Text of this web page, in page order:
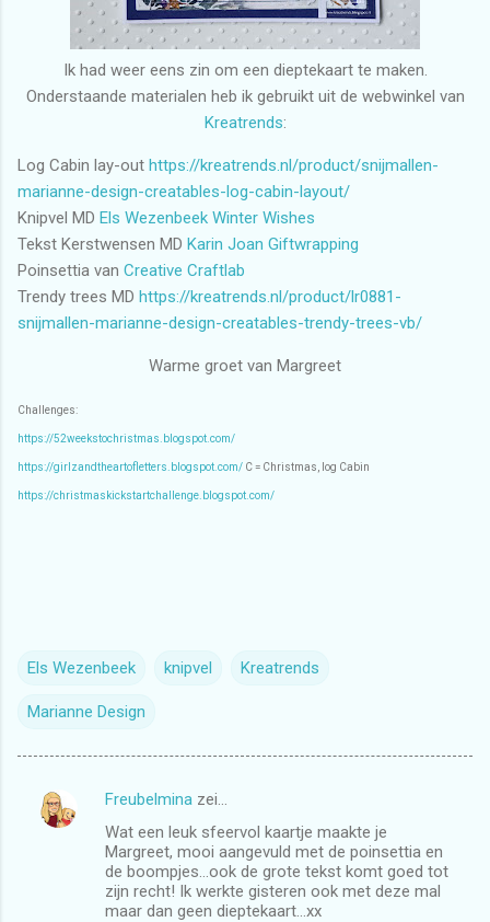
Ik had weer eens zin om een dieptekaart te maken.
Onderstaande materialen heb ik gebruikt uit de webwinkel van
Kreatrends:
Log Cabin lay-out https://kreatrends.nl/product/snijmallen-
marianne-design-creatables-log-cabin-layout/
Knipvel MD Els Wezenbeek Winter Wishes
Tekst Kerstwensen MD Karin Joan Giftwrapping
Poinsettia van Creative Craftlab
Trendy trees MD https://kreatrends.nl/product/lr0881-
snijmallen-marianne-design-creatables-trendy-trees-vb/
Warme groet van Margreet
Challenges:
https://52weekstochristmas.blogspot.com/
https://girlzandtheartofletters.blogspot.com/ C = Christmas, log Cabin
https://christmaskickstartchallenge.blogspot.com/
Els Wezenbeek knipvel Kreatrends
Marianne Design
R
Freubelmina zei…
Wat een leuk sfeervol kaartje maakte je
Margreet, mooi aangevuld met de poinsettia en
de boompjes…ook de grote tekst komt goed tot
zijn recht! Ik werkte gisteren ook met deze mal
maar dan geen dieptekaart…xx